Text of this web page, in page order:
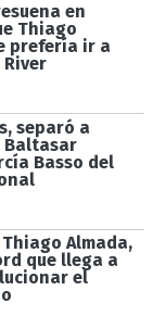
en
Thiago
prefería ir a
River
separó a
Baltasar
Basso del
Almada,
que llega a
el